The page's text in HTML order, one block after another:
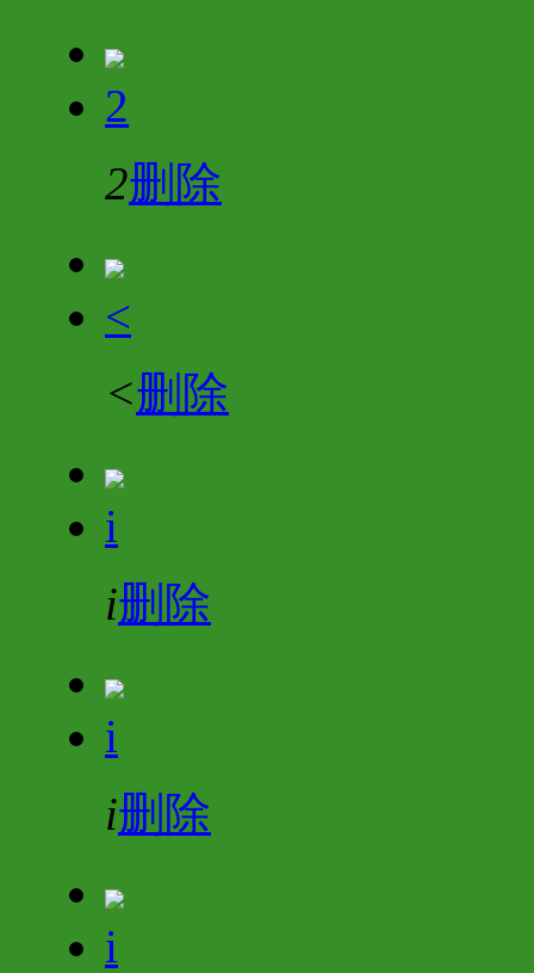
2
2删除
<
<删除
i
i删除
i
i删除
i